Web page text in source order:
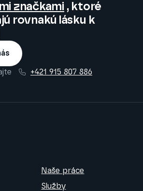
značkami , ktoré
rovnakú lásku k
+421 915 807 886
Naše práce
Služby